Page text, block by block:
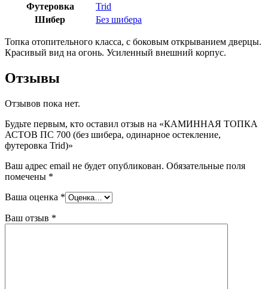
Футеровка
Trid
Шибер
Без шибера
Топка отопительного класса, с боковым открыванием дверцы.
Красивый вид на огонь. Усиленный внешний корпус.
Отзывы
Отзывов пока нет.
Будьте первым, кто оставил отзыв на «КАМИННАЯ ТОПКА
АСТОВ ПС 700 (без шибера, одинарное остекление,
футеровка Trid)»
Ваш адрес email не будет опубликован. Обязательные поля
помечены *
Ваша оценка *
Ваш отзыв *